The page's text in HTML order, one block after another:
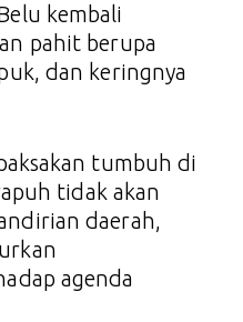
kembali
pahit berupa
dan keringnya
tumbuh di
tidak akan
daerah,
agenda